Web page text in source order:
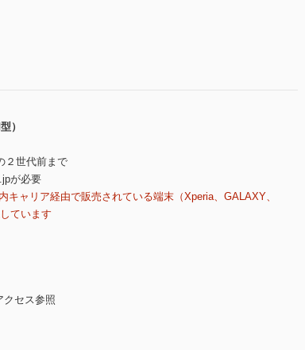
）
２世代前まで
が必要
ャリア経由で販売されている端末（Xperia、GALAXY、
ています
セス参照